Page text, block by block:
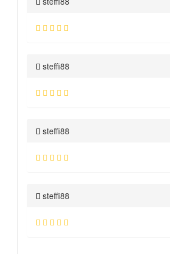
steffi88
steffi88
steffi88